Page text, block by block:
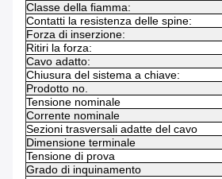
Classe della fiamma:
Contatti la resistenza delle spine:
Forza di inserzione:
Ritiri la forza:
Cavo adatto:
Chiusura del sistema a chiave:
Prodotto no.
Tensione nominale
Corrente nominale
Sezioni trasversali adatte del cavo
Dimensione terminale
Tensione di prova
Grado di inquinamento